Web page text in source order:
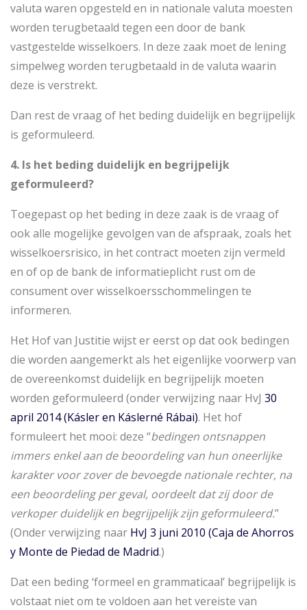
valuta waren opgesteld en in nationale valuta moesten
worden terugbetaald tegen een door de bank
vastgestelde wisselkoers. In deze zaak moet de lening
simpelweg worden terugbetaald in de valuta waarin
deze is verstrekt.
Dan rest de vraag of het beding duidelijk en begrijpelijk
is geformuleerd.
4. Is het beding duidelijk en begrijpelijk
geformuleerd?
Toegepast op het beding in deze zaak is de vraag of
ook alle mogelijke gevolgen van de afspraak, zoals het
wisselkoersrisico, in het contract moeten zijn vermeld
en of op de bank de informatieplicht rust om de
consument over wisselkoersschommelingen te
informeren.
Het Hof van Justitie wijst er eerst op dat ook bedingen
die worden aangemerkt als het eigenlijke voorwerp van
de overeenkomst duidelijk en begrijpelijk moeten
worden geformuleerd (onder verwijzing naar HvJ 30
april 2014 (Kásler en Káslerné Rábai). Het hof
formuleert het mooi: deze “bedingen ontsnappen
immers enkel aan de beoordeling van hun oneerlijke
karakter voor zover de bevoegde nationale rechter, na
een beoordeling per geval, oordeelt dat zij door de
verkoper duidelijk en begrijpelijk zijn geformuleerd.”
(Onder verwijzing naar HvJ 3 juni 2010 (Caja de Ahorros
y Monte de Piedad de Madrid.)
Dat een beding ‘formeel en grammaticaal’ begrijpelijk is
volstaat niet om te voldoen aan het vereiste van